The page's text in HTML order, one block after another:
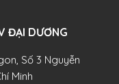
ĐẠI DƯƠNG​
Số 3 Nguyễn
Minh